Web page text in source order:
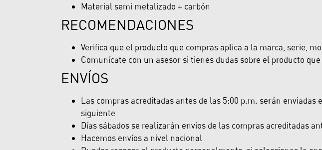
Material semi metalizado + carbón
RECOMENDACIONES
Verifica que el producto que compras aplica a la marca, serie,
Comunícate con un asesor si tienes dudas sobre el producto que
ENVÍOS
Las compras acreditadas antes de las 5:00 p.m. serán
siguiente
Días sábados se realizarán envíos de las compras acreditadas
Hacemos envíos a nivel nacional